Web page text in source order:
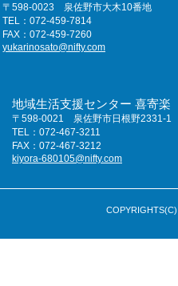
〒598-0023 泉佐野市大木10番地
TEL：072-459-7814
FAX：072-459-7260
yukarinosato@nifty.com
地域生活支援センター 喜寄楽
〒598-0021 泉佐野市日根野2331-1
TEL：072-467-3211
FAX：072-467-3212
kiyora-680105@nifty.com